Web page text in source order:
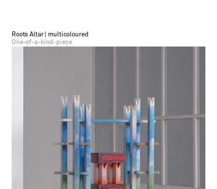
Roots Altar | multicoloured
One-of-a-kind-piece